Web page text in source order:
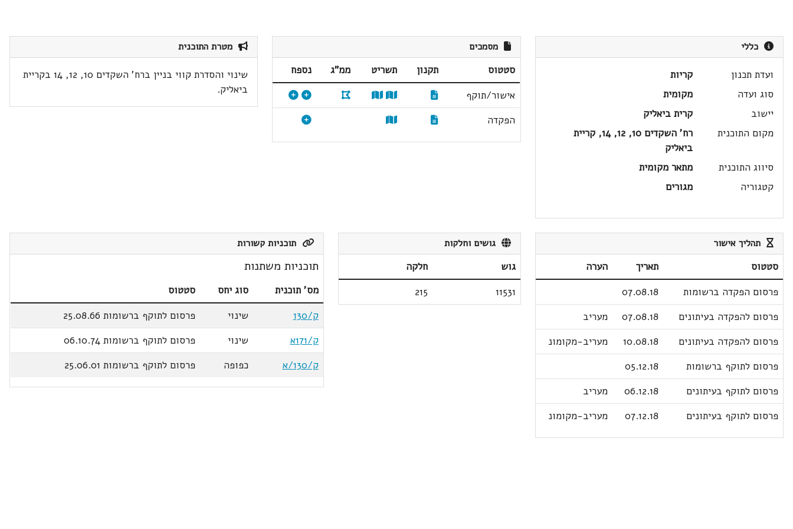
כללי
ועדת תכנון
קריות
סוג ועדה
מקומית
יישוב
קרית ביאליק
מקום התוכנית
רח' השקדים 10, 12, 14, קריית
ביאליק
סיווג התוכנית
מתאר מקומית
קטגוריה
מגורים
מסמכים
סטטוס תקנון תשריט ממ"ג
נספח
אישור/תוקף
הפקדה
מטרת התוכנית
שינוי והסדרת קווי בניין ברח' השקדים 10, 12, 14 בקריית
ביאליק.
תהליך אישור
סטטוס תאריך
הערה
פרסום הפקדה ברשומות
07.08.18
פרסום להפקדה בעיתונים
07.08.18
מעריב
פרסום להפקדה בעיתונים
10.08.18
מעריב-מקומונ
פרסום לתוקף ברשומות
05.12.18
פרסום לתוקף בעיתונים
06.12.18
מעריב
פרסום לתוקף בעיתונים
07.12.18 מעריב-מקומונ
גושים וחלקות
גוש
חלקה
11531
215
תוכניות קשורות
תוכניות משתנות
מס' תוכנית סוג יחס
סטטוס
ק/130
שינוי
פרסום לתוקף ברשומות 25.08.66
ק/171א
שינוי
פרסום לתוקף ברשומות 06.10.74
ק/130/א
כפופה פרסום לתוקף ברשומות 25.06.01